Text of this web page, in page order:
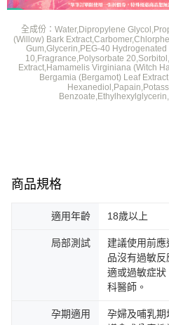
全成份：Water,Dipropylene
(Willow) Bark
Gum,Glycerin,PEG-40
10,Fragrance,Polysorbate
Extract,Hamamelis Virginiana (Witch
Bergamia (Bergamot) Leaf
商品規格
適用年齡 18歲以上
局部測試
建議使用前
品沒有過敏
適或過敏症狀
科醫師。
孕期適用
孕婦及哺乳